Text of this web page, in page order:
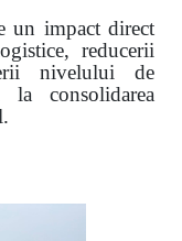
un impact direct
reducerii
nivelului de
la consolidarea